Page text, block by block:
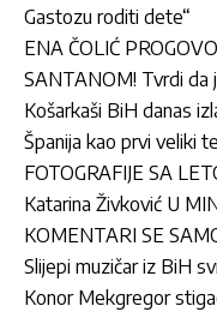
Gastozu roditi dete“
ENA ČOLIĆ
SANTANOM! Tvrdi da
Košarkaši BiH danas
Španija kao prvi veliki
FOTOGRAFIJE SA
Katarina Živković U
KOMENTARI SE
Slijepi muzičar iz BiH
Konor Mekgregor